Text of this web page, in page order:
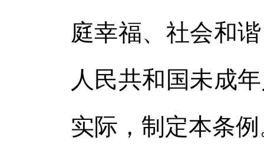
庭幸福、社会和
人民共和国未成
实际，制定本条